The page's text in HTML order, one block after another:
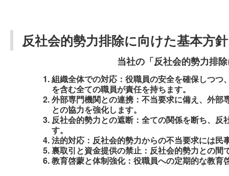
反社会的勢力排除に向けた基本方針
当社の「反社会的勢力排
組織全体での対応：役職員の安全を確保しつ
を含む全ての職員が責任を持ちます。
外部専門機関との連携：不当要求に備え、外
との協力を強化します。
反社会的勢力との遮断：全ての関係を断ち、
す。
法的対応：反社会的勢力からの不当要求には民
裏取引と資金提供の禁止：反社会的勢力との
教育啓蒙と体制強化：役職員への定期的な教